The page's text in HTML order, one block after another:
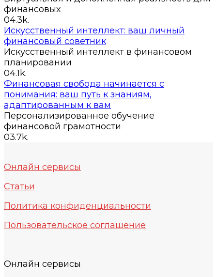
финансовых
04.3k.
Искусственный интеллект: ваш личный
финансовый советник
Искусственный интеллект в финансовом
планировании
04.1k.
Финансовая свобода начинается с
понимания: ваш путь к знаниям,
адаптированным к вам
Персонализированное обучение
финансовой грамотности
03.7k.
Онлайн сервисы
Статьи
Политика конфиденциальности
Пользовательское соглашение
Онлайн сервисы